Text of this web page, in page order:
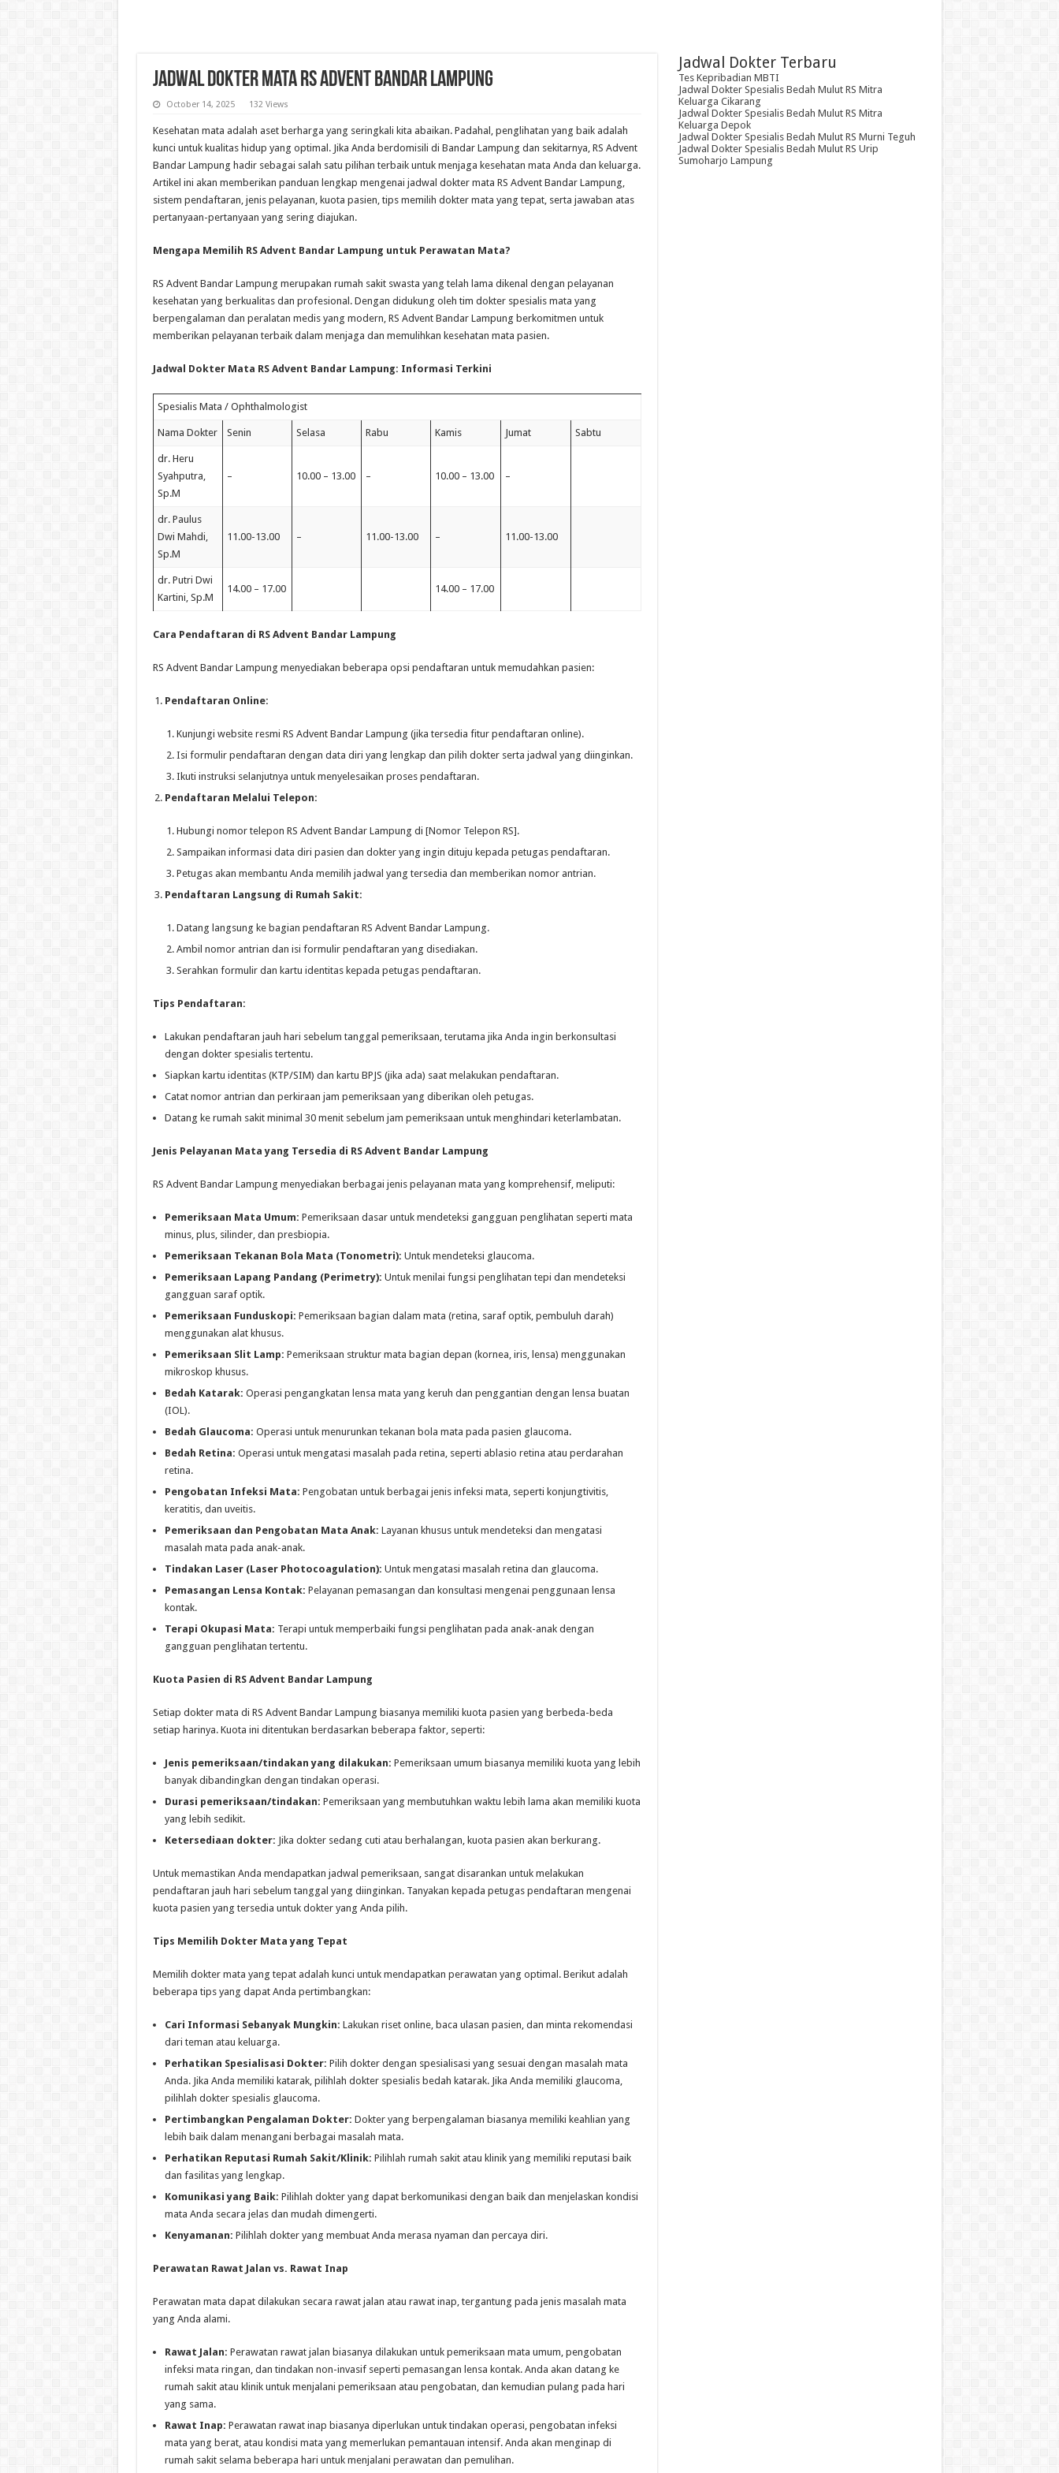
Jadwal Dokter Mata RS Advent Bandar Lampung
October 14, 2025 132 Views
Kesehatan mata adalah aset berharga yang seringkali kita abaikan. Padahal, penglihatan yang baik adalah
kunci untuk kualitas hidup yang optimal. Jika Anda berdomisili di Bandar Lampung dan sekitarnya, RS Advent
Bandar Lampung hadir sebagai salah satu pilihan terbaik untuk menjaga kesehatan mata Anda dan keluarga.
Artikel ini akan memberikan panduan lengkap mengenai jadwal dokter mata RS Advent Bandar Lampung,
sistem pendaftaran, jenis pelayanan, kuota pasien, tips memilih dokter mata yang tepat, serta jawaban atas
pertanyaan-pertanyaan yang sering diajukan.
Mengapa Memilih RS Advent Bandar Lampung untuk Perawatan Mata?
RS Advent Bandar Lampung merupakan rumah sakit swasta yang telah lama dikenal dengan pelayanan
kesehatan yang berkualitas dan profesional. Dengan didukung oleh tim dokter spesialis mata yang
berpengalaman dan peralatan medis yang modern, RS Advent Bandar Lampung berkomitmen untuk
memberikan pelayanan terbaik dalam menjaga dan memulihkan kesehatan mata pasien.
Jadwal Dokter Mata RS Advent Bandar Lampung: Informasi Terkini
Spesialis Mata / Ophthalmologist
Nama Dokter Senin Selasa Rabu Kamis Jumat Sabtu
dr. Heru
Syahputra,
Sp.M
– 10.00 – 13.00 – 10.00 – 13.00 –
dr. Paulus
Dwi Mahdi,
Sp.M
11.00-13.00 – 11.00-13.00 – 11.00-13.00
dr. Putri Dwi
Kartini, Sp.M
14.00 – 17.00 14.00 – 17.00
Cara Pendaftaran di RS Advent Bandar Lampung
RS Advent Bandar Lampung menyediakan beberapa opsi pendaftaran untuk memudahkan pasien:
Pendaftaran Online:
Kunjungi website resmi RS Advent Bandar Lampung (jika tersedia fitur pendaftaran online).
Isi formulir pendaftaran dengan data diri yang lengkap dan pilih dokter serta jadwal yang diinginkan.
Ikuti instruksi selanjutnya untuk menyelesaikan proses pendaftaran.
Pendaftaran Melalui Telepon:
Hubungi nomor telepon RS Advent Bandar Lampung di [Nomor Telepon RS].
Sampaikan informasi data diri pasien dan dokter yang ingin dituju kepada petugas pendaftaran.
Petugas akan membantu Anda memilih jadwal yang tersedia dan memberikan nomor antrian.
Pendaftaran Langsung di Rumah Sakit:
Datang langsung ke bagian pendaftaran RS Advent Bandar Lampung.
Ambil nomor antrian dan isi formulir pendaftaran yang disediakan.
Serahkan formulir dan kartu identitas kepada petugas pendaftaran.
Tips Pendaftaran:
Lakukan pendaftaran jauh hari sebelum tanggal pemeriksaan, terutama jika Anda ingin berkonsultasi
dengan dokter spesialis tertentu.
Siapkan kartu identitas (KTP/SIM) dan kartu BPJS (jika ada) saat melakukan pendaftaran.
Catat nomor antrian dan perkiraan jam pemeriksaan yang diberikan oleh petugas.
Datang ke rumah sakit minimal 30 menit sebelum jam pemeriksaan untuk menghindari keterlambatan.
Jenis Pelayanan Mata yang Tersedia di RS Advent Bandar Lampung
RS Advent Bandar Lampung menyediakan berbagai jenis pelayanan mata yang komprehensif, meliputi:
Pemeriksaan Mata Umum: Pemeriksaan dasar untuk mendeteksi gangguan penglihatan seperti mata
minus, plus, silinder, dan presbiopia.
Pemeriksaan Tekanan Bola Mata (Tonometri): Untuk mendeteksi glaucoma.
Pemeriksaan Lapang Pandang (Perimetry): Untuk menilai fungsi penglihatan tepi dan mendeteksi
gangguan saraf optik.
Pemeriksaan Funduskopi: Pemeriksaan bagian dalam mata (retina, saraf optik, pembuluh darah)
menggunakan alat khusus.
Pemeriksaan Slit Lamp: Pemeriksaan struktur mata bagian depan (kornea, iris, lensa) menggunakan
mikroskop khusus.
Bedah Katarak: Operasi pengangkatan lensa mata yang keruh dan penggantian dengan lensa buatan
(IOL).
Bedah Glaucoma: Operasi untuk menurunkan tekanan bola mata pada pasien glaucoma.
Bedah Retina: Operasi untuk mengatasi masalah pada retina, seperti ablasio retina atau perdarahan
retina.
Pengobatan Infeksi Mata: Pengobatan untuk berbagai jenis infeksi mata, seperti konjungtivitis,
keratitis, dan uveitis.
Pemeriksaan dan Pengobatan Mata Anak: Layanan khusus untuk mendeteksi dan mengatasi
masalah mata pada anak-anak.
Tindakan Laser (Laser Photocoagulation): Untuk mengatasi masalah retina dan glaucoma.
Pemasangan Lensa Kontak: Pelayanan pemasangan dan konsultasi mengenai penggunaan lensa
kontak.
Terapi Okupasi Mata: Terapi untuk memperbaiki fungsi penglihatan pada anak-anak dengan
gangguan penglihatan tertentu.
Kuota Pasien di RS Advent Bandar Lampung
Setiap dokter mata di RS Advent Bandar Lampung biasanya memiliki kuota pasien yang berbeda-beda
setiap harinya. Kuota ini ditentukan berdasarkan beberapa faktor, seperti:
Jenis pemeriksaan/tindakan yang dilakukan: Pemeriksaan umum biasanya memiliki kuota yang lebih
banyak dibandingkan dengan tindakan operasi.
Durasi pemeriksaan/tindakan: Pemeriksaan yang membutuhkan waktu lebih lama akan memiliki kuota
yang lebih sedikit.
Ketersediaan dokter: Jika dokter sedang cuti atau berhalangan, kuota pasien akan berkurang.
Untuk memastikan Anda mendapatkan jadwal pemeriksaan, sangat disarankan untuk melakukan
pendaftaran jauh hari sebelum tanggal yang diinginkan. Tanyakan kepada petugas pendaftaran mengenai
kuota pasien yang tersedia untuk dokter yang Anda pilih.
Tips Memilih Dokter Mata yang Tepat
Memilih dokter mata yang tepat adalah kunci untuk mendapatkan perawatan yang optimal. Berikut adalah
beberapa tips yang dapat Anda pertimbangkan:
Cari Informasi Sebanyak Mungkin: Lakukan riset online, baca ulasan pasien, dan minta rekomendasi
dari teman atau keluarga.
Perhatikan Spesialisasi Dokter: Pilih dokter dengan spesialisasi yang sesuai dengan masalah mata
Anda. Jika Anda memiliki katarak, pilihlah dokter spesialis bedah katarak. Jika Anda memiliki glaucoma,
pilihlah dokter spesialis glaucoma.
Pertimbangkan Pengalaman Dokter: Dokter yang berpengalaman biasanya memiliki keahlian yang
lebih baik dalam menangani berbagai masalah mata.
Perhatikan Reputasi Rumah Sakit/Klinik: Pilihlah rumah sakit atau klinik yang memiliki reputasi baik
dan fasilitas yang lengkap.
Komunikasi yang Baik: Pilihlah dokter yang dapat berkomunikasi dengan baik dan menjelaskan kondisi
mata Anda secara jelas dan mudah dimengerti.
Kenyamanan: Pilihlah dokter yang membuat Anda merasa nyaman dan percaya diri.
Perawatan Rawat Jalan vs. Rawat Inap
Perawatan mata dapat dilakukan secara rawat jalan atau rawat inap, tergantung pada jenis masalah mata
yang Anda alami.
Rawat Jalan: Perawatan rawat jalan biasanya dilakukan untuk pemeriksaan mata umum, pengobatan
infeksi mata ringan, dan tindakan non-invasif seperti pemasangan lensa kontak. Anda akan datang ke
rumah sakit atau klinik untuk menjalani pemeriksaan atau pengobatan, dan kemudian pulang pada hari
yang sama.
Rawat Inap: Perawatan rawat inap biasanya diperlukan untuk tindakan operasi, pengobatan infeksi
mata yang berat, atau kondisi mata yang memerlukan pemantauan intensif. Anda akan menginap di
rumah sakit selama beberapa hari untuk menjalani perawatan dan pemulihan.
Jadwal Dokter Terbaru
Tes Kepribadian MBTI
Jadwal Dokter Spesialis Bedah Mulut RS Mitra
Keluarga Cikarang
Jadwal Dokter Spesialis Bedah Mulut RS Mitra
Keluarga Depok
Jadwal Dokter Spesialis Bedah Mulut RS Murni Teguh
Jadwal Dokter Spesialis Bedah Mulut RS Urip
Sumoharjo Lampung